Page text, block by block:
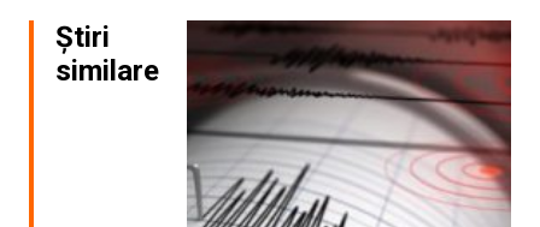
Știri
similare